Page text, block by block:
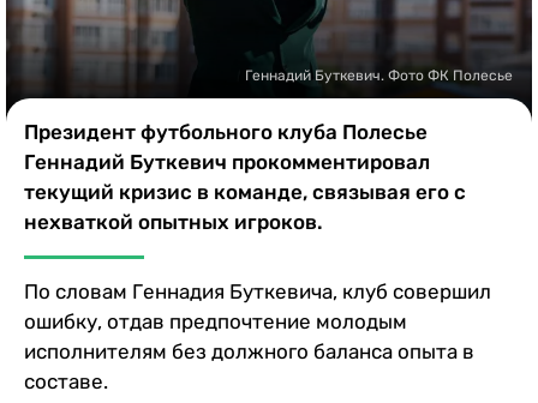
Геннадий Буткевич. Фото ФК Полесье
Президент футбольного клуба Полесье
Геннадий Буткевич прокомментировал
текущий кризис в команде, связывая его с
нехваткой опытных игроков.
По словам Геннадия Буткевича, клуб совершил
ошибку, отдав предпочтение молодым
исполнителям без должного баланса опыта в
составе.